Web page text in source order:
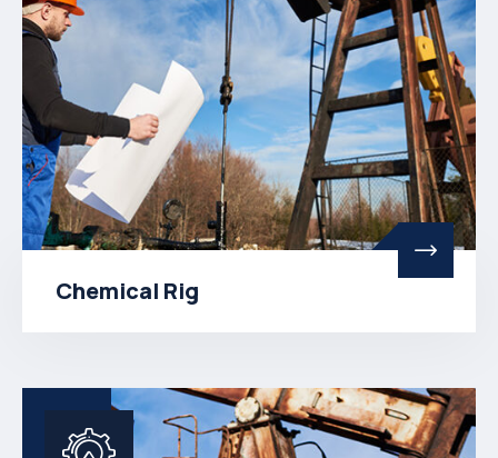
Chemical Rig